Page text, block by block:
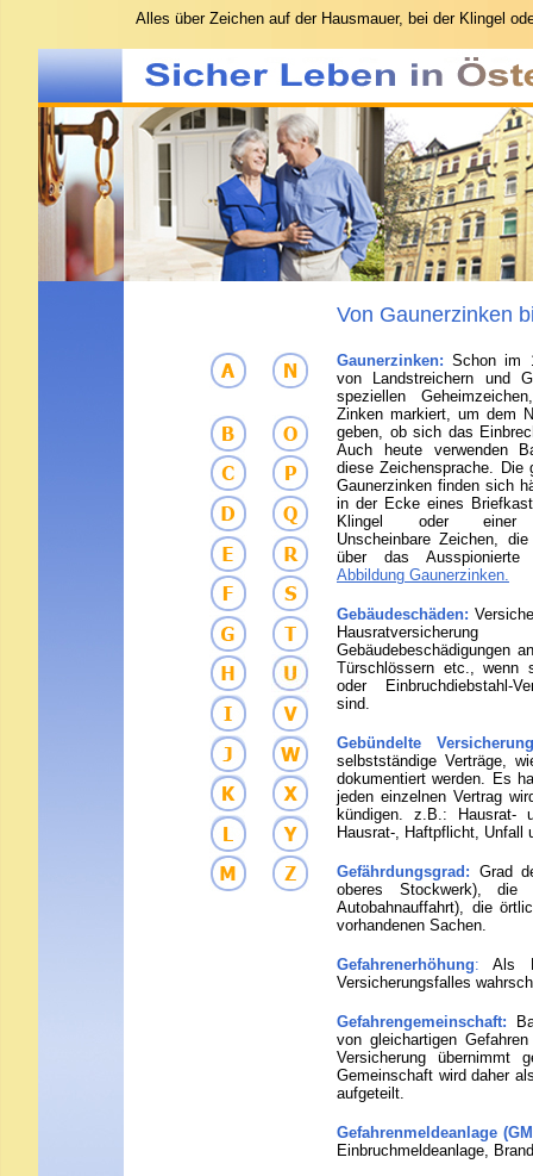
Alles über Zeichen auf der Hausmauer, bei der Klingel
Von Gaunerzinken
Gaunerzinken:Schon im
von Landstreichern und
speziellen
Zinken markiert, um dem
geben, ob sich das
Auch heute verwenden
diese Zeichensprache. Die
Gaunerzinken finden sich
in der Ecke eines
Klingel oder einer
Unscheinbare Zeichen,
über das
Abbildung Gaunerzinken.
Gebäudeschäden:
Gebäudebeschädigungen
Türschlössern etc., wenn
oder Einbruchdiebstahl-
sind.
Gebündelte
selbstständige Verträge,
dokumentiert werden. Es
jeden einzelnen Vertrag
kündigen. z.B.: Hausrat-
Hausrat-, Haftpflicht, Unfall
Gefährdungsgrad: Grad
oberes Stockwerk), die
Autobahnauffahrt), die
vorhandenen Sachen.
Gefahrenerhöhung:Als
Versicherungsfalles
Gefahrengemeinschaft:
von gleichartigen
Versicherung übernimmt
Gemeinschaft wird daher
aufgeteilt.
Gefahrenmeldeanlage
Einbruchmeldeanlage,